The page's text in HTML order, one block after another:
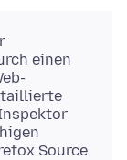
einen
Source